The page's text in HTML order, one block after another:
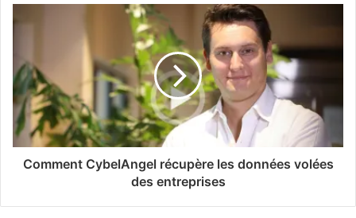
Comment CybelAngel récupère les données volées
des entreprises